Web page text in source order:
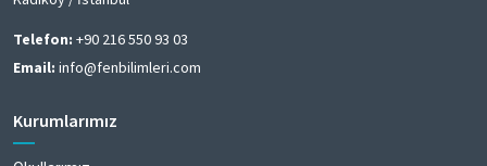
Telefon: +90 216 550 93 03
Email: info@fenbilimleri.com
Kurumlarımız